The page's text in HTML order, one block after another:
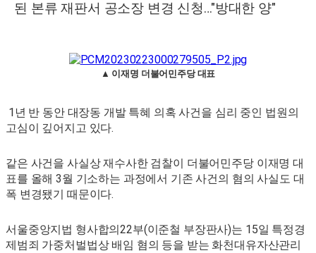
된 본류 재판서 공소장 변경 신청…"방대한 양"
▲ 이재명 더불어민주당 대표
1년 반 동안 대장동 개발 특혜 의혹 사건을 심리 중인 법원의
고심이 깊어지고 있다.
같은 사건을 사실상 재수사한 검찰이 더불어민주당 이재명 대
표를 올해 3월 기소하는 과정에서 기존 사건의 혐의 사실도 대
폭 변경됐기 때문이다.
서울중앙지법 형사합의22부(이준철 부장판사)는 15일 특정경
제범죄 가중처벌법상 배임 혐의 등을 받는 화천대유자산관리